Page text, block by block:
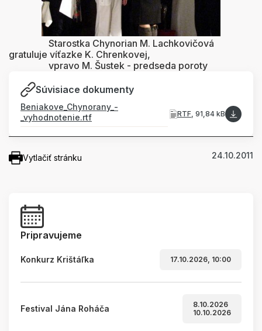
Starostka Chynorian M. Lachkovičová
gratuluje víťazke K. Chrenkovej,
vpravo M. Šustek - predseda poroty
Súvisiace dokumenty
Beniakove_Chynorany_-
_vyhodnotenie.rtf
RTF, 91,84 kB
Vytlačiť stránku 24.10.2011
Pripravujeme
Konkurz Krištáľka 17.10.2026, 10:00
Festival Jána Roháča
8.10.2026
10.10.2026